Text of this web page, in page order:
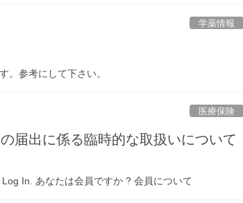
学薬情報
。参考にして下さい。
医療保険
届出に係る臨時的な取扱いについて
In. あなたは会員ですか ? 会員について